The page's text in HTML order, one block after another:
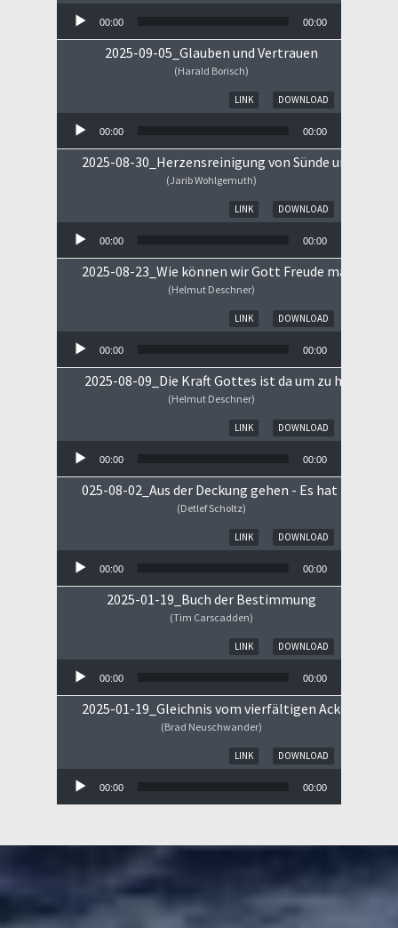
00:00 00:00
2025-09-05_Glauben und Vertrauen
(Harald Borisch)
DOWNLOAD
LINK
00:00 00:00
2025-08-30_Herzensreinigung von Sünde und Sorge
(Jarib Wohlgemuth)
DOWNLOAD
LINK
00:00 00:00
2025-08-23_Wie können wir Gott Freude machen
(Helmut Deschner)
DOWNLOAD
LINK
00:00 00:00
2025-08-09_Die Kraft Gottes ist da um zu heilen!
(Helmut Deschner)
DOWNLOAD
LINK
00:00 00:00
025-08-02_Aus der Deckung gehen - Es hat
(Detlef Scholtz)
DOWNLOAD
LINK
00:00 00:00
2025-01-19_Buch der Bestimmung
(Tim Carscadden)
DOWNLOAD
LINK
00:00 00:00
2025-01-19_Gleichnis vom vierfältigen Ackerboden
(Brad Neuschwander)
DOWNLOAD
LINK
00:00 00:00